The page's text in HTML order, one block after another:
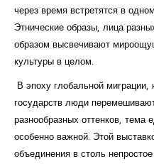
через время встретятся в
Этнические образы, лица
образом высвечивают
культуры в целом.
В эпоху глобальной миграции,
государств люди
разнообразных оттенков, тема
особенно важной. Этой
объединения в столь